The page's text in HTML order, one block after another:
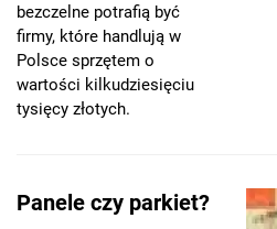
bezczelne potrafią być
firmy, które handlują w
Polsce sprzętem o
wartości kilkudziesięciu
tysięcy złotych.
Panele czy parkiet?